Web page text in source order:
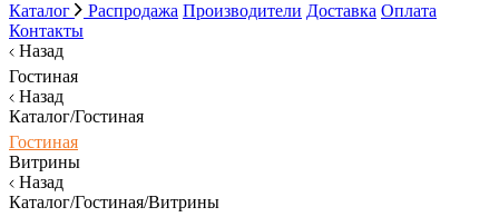
Каталог Распродажа Производители Доставка Оплата
Контакты
Назад
Гостиная
Назад
Каталог/Гостиная
Гостиная
Витрины
Назад
Каталог/Гостиная/Витрины